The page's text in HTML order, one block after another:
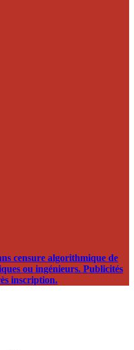
censure algorithmique de
ou ingénieurs. Publicités
inscription.